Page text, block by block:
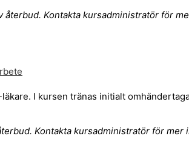
Kontakta kursadministratör för
I kursen tränas initialt
Kontakta kursadministratör för mer